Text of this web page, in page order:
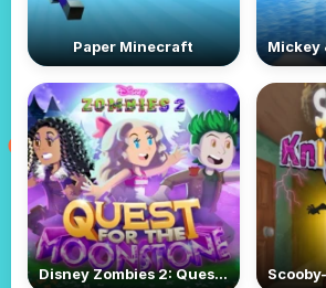
Paper Minecraft
Disney Zombies 2: Quest For The Moonstone